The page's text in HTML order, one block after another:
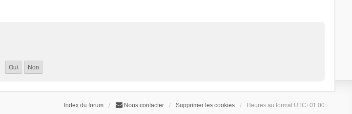
Index du forum Nous contacter Supprimer les cookies Heures au format UTC+01:00